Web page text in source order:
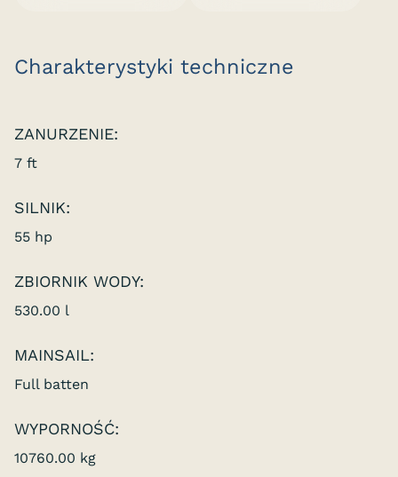
Charakterystyki techniczne
ZANURZENIE:
7 ft
SILNIK:
55 hp
ZBIORNIK WODY:
530.00 l
MAINSAIL:
Full batten
WYPORNOŚĆ:
10760.00 kg